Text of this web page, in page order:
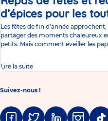
d’épices pour les
Les fêtes de fin d'année approchent,
partager des moments chaleureux
petits. Mais comment éveiller les
Lire la suite
Suivez-nous !